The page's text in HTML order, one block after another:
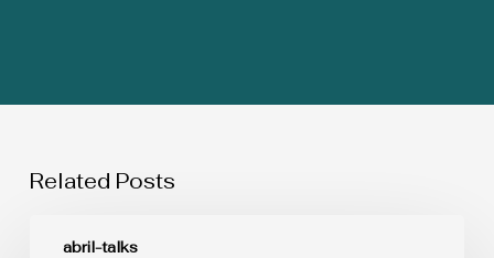
Related Posts
abril-talks
Greetings